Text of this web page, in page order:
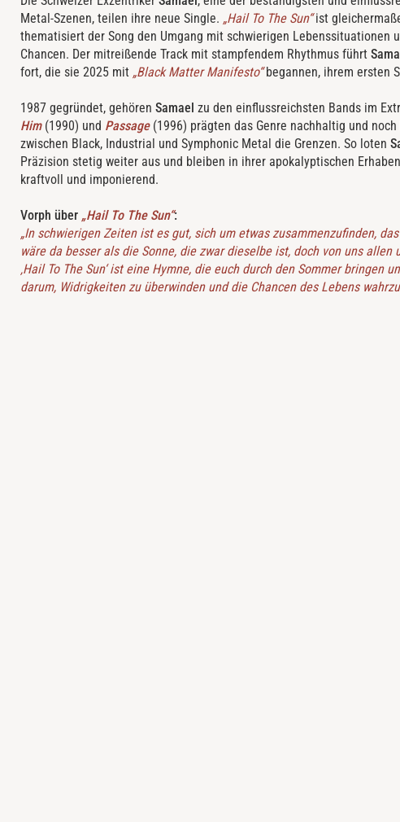
Metal-Szenen, teilen ihre neue Single. „Hail To The Sun“ist
thematisiert der Song den Umgang mit schwierigen Lebenssituationen
Chancen. Der mitreißende Track mit stampfendem Rhythmus führt
fort, die sie 2025 mit „Black Matter Manifesto“begannen, ihrem ersten
1987 gegründet, gehören Samael zu den einflussreichsten Bands im
Him(1990) und Passage(1996) prägten das Genre nachhaltig und
zwischen Black, Industrial und Symphonic Metal die Grenzen. So loten
Präzision stetig weiter aus und bleiben in ihrer apokalyptischen
kraftvoll und imponierend.
Vorph über „Hail To The Sun“:
„In schwierigen Zeiten ist es gut, sich um etwas zusammenzufinden,
wäre da besser als die Sonne, die zwar dieselbe ist, doch von uns
‚Hail To The Sun‘ ist eine Hymne, die euch durch den Sommer bringen
darum, Widrigkeiten zu überwinden und die Chancen des Lebens